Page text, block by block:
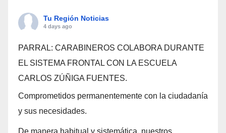
Tu Región Noticias
4 days ago
PARRAL: CARABINEROS COLABORA DURANTE
EL SISTEMA FRONTAL CON LA ESCUELA
CARLOS ZÚÑIGA FUENTES.
Comprometidos permanentemente con la ciudadanía
y sus necesidades.